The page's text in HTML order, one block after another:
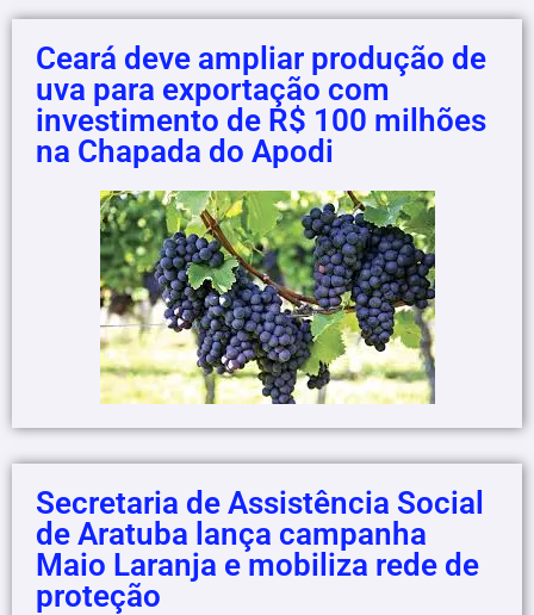
Ceará deve ampliar produção de
uva para exportação com
investimento de R$ 100 milhões
na Chapada do Apodi
Secretaria de Assistência Social
de Aratuba lança campanha
Maio Laranja e mobiliza rede de
proteção